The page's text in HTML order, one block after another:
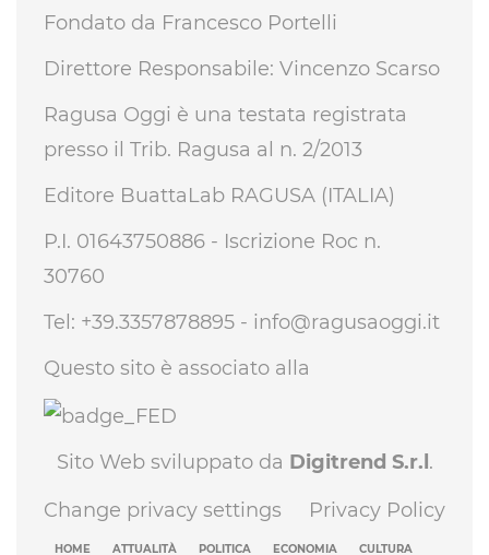
Fondato da Francesco Portelli
Direttore Responsabile: Vincenzo Scarso
Ragusa Oggi è una testata registrata
presso il Trib. Ragusa al n. 2/2013
Editore BuattaLab RAGUSA (ITALIA)
P.I. 01643750886 - Iscrizione Roc n.
30760
Tel: +39.3357878895 - info@ragusaoggi.it
Questo sito è associato alla
Sito Web sviluppato da Digitrend S.r.l.
Change privacy settings
Privacy Policy
HOME ATTUALITÀ POLITICA ECONOMIA CULTURA